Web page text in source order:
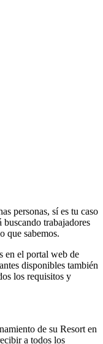
personas, sí es tu caso
trabajadores
que sabemos.
en el portal web de
disponibles también
los requisitos y
de su Resort en
a todos los